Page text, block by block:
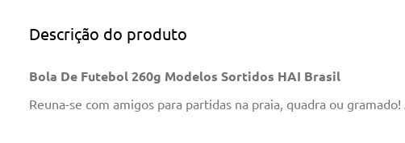
Descrição do produto
Bola De Futebol 260g Modelos Sortidos HAI Brasil
Reuna-se com amigos para partidas na praia, quadra ou